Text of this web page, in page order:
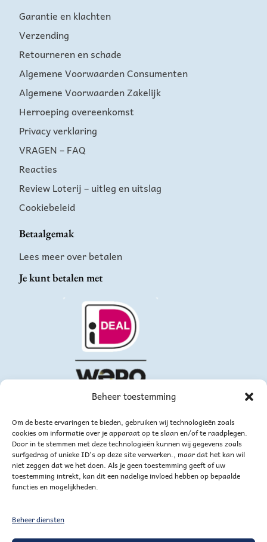
Beheer toestemming
Om de beste ervaringen te bieden, gebruiken wij technologieën zoals
cookies om informatie over je apparaat op te slaan en/of te raadplegen.
Door in te stemmen met deze technologieën kunnen wij gegevens zoals
surfgedrag of unieke ID's op deze site verwerken., maar dat het kan wil
niet zeggen dat we het doen. Als je geen toestemming geeft of uw
toestemming intrekt, kan dit een nadelige invloed hebben op bepaalde
functies en mogelijkheden.
Beheer diensten
Garantie en klachten
Verzending
Retourneren en schade
Algemene Voorwaarden Consumenten
Algemene Voorwaarden Zakelijk
Herroeping overeenkomst
Privacy verklaring
VRAGEN – FAQ
Reacties
Review Loterij – uitleg en uitslag
Cookiebeleid
Betaalgemak
Lees meer over betalen
Je kunt betalen met
of via bankoverschrijving